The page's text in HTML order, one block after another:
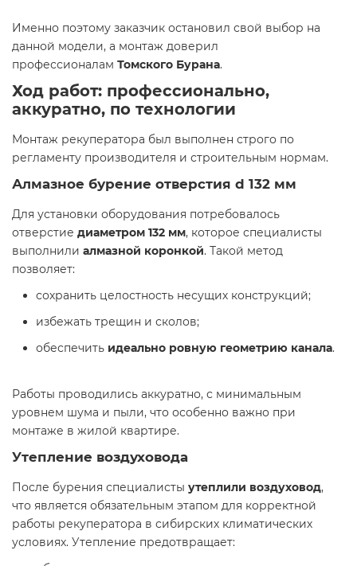
Именно поэтому заказчик остановил свой выбор на
данной модели, а монтаж доверил
профессионалам Томского Бурана.
Ход работ: профессионально,
аккуратно, по технологии
Монтаж рекуператора был выполнен строго по
регламенту производителя и строительным нормам.
Алмазное бурение отверстия d 132 мм
Для установки оборудования потребовалось
отверстие диаметром 132 мм, которое специалисты
выполнили алмазной коронкой. Такой метод
позволяет:
сохранить целостность несущих конструкций;
избежать трещин и сколов;
обеспечить идеально ровную геометрию канала.
Работы проводились аккуратно, с минимальным
уровнем шума и пыли, что особенно важно при
монтаже в жилой квартире.
Утепление воздуховода
После бурения специалисты утеплили воздуховод,
что является обязательным этапом для корректной
работы рекуператора в сибирских климатических
условиях. Утепление предотвращает: